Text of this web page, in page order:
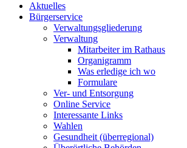
Aktuelles
Bürgerservice
Verwaltungsgliederung
Verwaltung
Mitarbeiter im Rathaus
Organigramm
Was erledige ich wo
Formulare
Ver- und Entsorgung
Online Service
Interessante Links
Wahlen
Gesundheit (überregional)